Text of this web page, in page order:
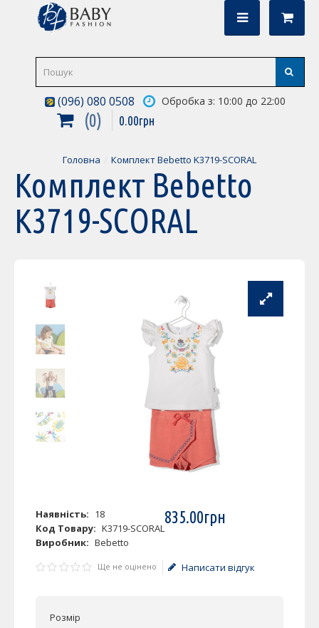
(096) 080 0508 Обробка з: 10:00 до 22:00
0 0.00грн
Головна Комплект Bebetto K3719-SCORAL
Комплект Bebetto
K3719-SCORAL
Наявність: 18
Код Товару: K3719-SCORAL
Виробник: Bebetto
835.00грн
Ще не оцінено Написати відгук
Розмір